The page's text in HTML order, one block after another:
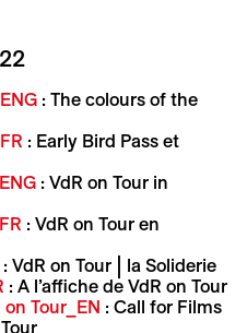
: The colours of the
: Early Bird Pass et
: VdR on Tour in
: VdR on Tour en
: VdR on Tour | la Soliderie
: A l’affiche de VdR on Tour
Tour_EN : Call for Films